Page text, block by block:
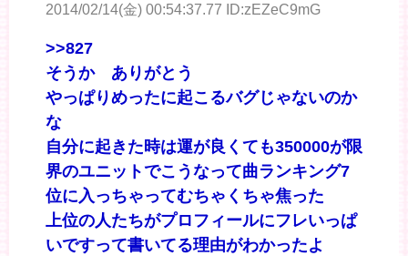
2014/02/14(金) 00:54:37.77 ID:zEZeC9mG
>>827
そうか ありがとう
やっぱりめったに起こるバグじゃないのか
な
自分に起きた時は運が良くても350000が限
界のユニットでこうなって曲ランキング7
位に入っちゃってむちゃくちゃ焦った
上位の人たちがプロフィールにフレいっぱ
いですって書いてる理由がわかったよ